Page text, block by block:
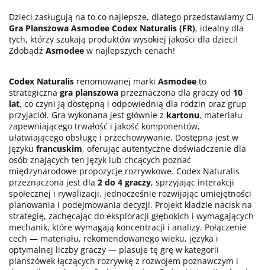
Dzieci zasługują na to co najlepsze, dlatego przedstawiamy Ci
Gra Planszowa Asmodee Codex Naturalis (FR), idealny dla
tych, którzy szukają produktów wysokiej jakości dla dzieci!
Zdobądź Asmodee w najlepszych cenach!
Codex Naturalis renomowanej marki Asmodee to
strategiczna gra planszowa przeznaczona dla graczy od 10
lat, co czyni ją dostępną i odpowiednią dla rodzin oraz grup
przyjaciół. Gra wykonana jest głównie z kartonu, materiału
zapewniającego trwałość i jakość komponentów,
ułatwiającego obsługę i przechowywanie. Dostępna jest w
języku francuskim, oferując autentyczne doświadczenie dla
osób znających ten język lub chcących poznać
międzynarodowe propozycje rozrywkowe. Codex Naturalis
przeznaczona jest dla 2 do 4 graczy, sprzyjając interakcji
społecznej i rywalizacji, jednocześnie rozwijając umiejętności
planowania i podejmowania decyzji. Projekt kładzie nacisk na
strategię, zachęcając do eksploracji głębokich i wymagających
mechanik, które wymagają koncentracji i analizy. Połączenie
cech — materiału, rekomendowanego wieku, języka i
optymalnej liczby graczy — plasuje tę grę w kategorii
planszówek łączących rozrywkę z rozwojem poznawczym i